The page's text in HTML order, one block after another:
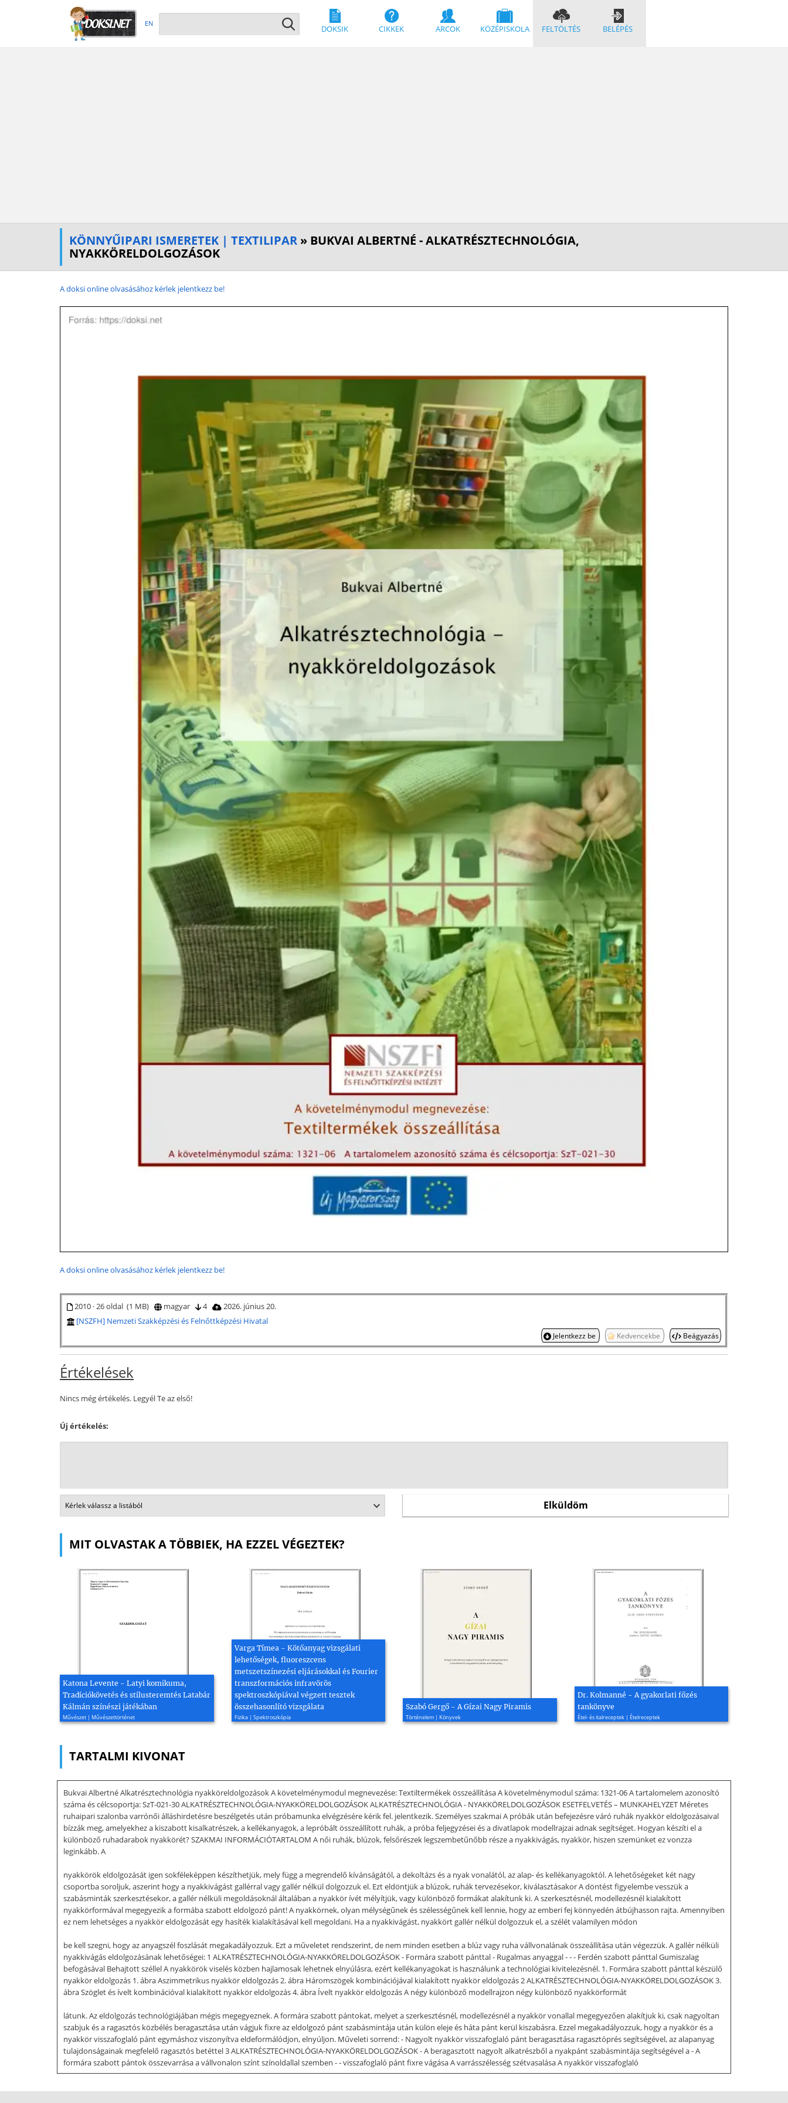
EN
DOKSIK CIKKEK ARCOK KÖZÉPISKOLA FELTÖLTÉS BELÉPÉS
KÖNNYŰIPARI ISMERETEK | TEXTILIPAR » BUKVAI ALBERTNÉ - ALKATRÉSZTECHNOLÓGIA,
NYAKKÖRELDOLGOZÁSOK
A doksi online olvasásához kérlek jelentkezz be!
A doksi online olvasásához kérlek jelentkezz be!
2010 · 26 oldal (1 MB) magyar 4
2026. június 20.
[NSZFH] Nemzeti Szakképzési és Felnőttképzési Hivatal
Jelentkezz be Kedvencekbe Beágyazás
Értékelések
Nincs még értékelés. Legyél Te az első!
Új értékelés:
MIT OLVASTAK A TÖBBIEK, HA EZZEL VÉGEZTEK?
Katona Levente - Latyi komikuma,
Tradíciókövetés és stílusteremtés Latabár
Kálmán színészi játékában
Művészet | Művészettörténet
Varga Tímea - Kötőanyag vizsgálati
lehetőségek, fluoreszcens
metszetszínezési eljárásokkal és Fourier
transzformációs infravörös
spektroszkópiával végzett tesztek
összehasonlító vizsgálata
Fizika | Spektroszkópia
Szabó Gergő - A Gízai Nagy Piramis
Történelem | Könyvek
Dr. Kolmanné - A gyakorlati főzés
tankönyve
Étel- és italreceptek | Ételreceptek
TARTALMI KIVONAT
Bukvai Albertné Alkatrésztechnológia nyakköreldolgozások A követelménymodul megnevezése: Textiltermékek összeállítása A követelménymodul száma: 1321-06 A tartalomelem azonosító
száma és célcsoportja: SzT-021-30 ALKATRÉSZTECHNOLÓGIA-NYAKKÖRELDOLGOZÁSOK ALKATRÉSZTECHNOLÓGIA - NYAKKÖRELDOLGOZÁSOK ESETFELVETÉS – MUNKAHELYZET Méretes
ruhaipari szalonba varrónői álláshirdetésre beszélgetés után próbamunka elvégzésére kérik fel. jelentkezik. Személyes szakmai A próbák után befejezésre váró ruhák nyakkör eldolgozásaival
bízzák meg, amelyekhez a kiszabott kisalkatrészek, a kellékanyagok, a lepróbált összeállított ruhák, a próba feljegyzései és a divatlapok modellrajzai adnak segítséget. Hogyan készíti el a
különböző ruhadarabok nyakkörét? SZAKMAI INFORMÁCIÓTARTALOM A női ruhák, blúzok, felsőrészek legszembetűnőbb része a nyakkivágás, nyakkör, hiszen szemünket ez vonzza
leginkább. A
nyakkörök eldolgozását igen sokféleképpen készíthetjük, mely függ a megrendelő kívánságától, a dekoltázs és a nyak vonalától, az alap- és kellékanyagoktól. A lehetőségeket két nagy
csoportba soroljuk, aszerint hogy a nyakkivágást gallérral vagy gallér nélkül dolgozzuk el. Ezt eldöntjük a blúzok, ruhák tervezésekor, kiválasztásakor A döntést figyelembe vesszük a
szabásminták szerkesztésekor, a gallér nélküli megoldásoknál általában a nyakkör ívét mélyítjük, vagy különböző formákat alakítunk ki. A szerkesztésnél, modellezésnél kialakított
nyakkörformával megegyezik a formába szabott eldolgozó pánt! A nyakkörnek, olyan mélységűnek és szélességűnek kell lennie, hogy az emberi fej könnyedén átbújhasson rajta. Amennyiben
ez nem lehetséges a nyakkör eldolgozását egy hasíték kialakításával kell megoldani. Ha a nyakkivágást, nyakkört gallér nélkül dolgozzuk el, a szélét valamilyen módon
be kell szegni, hogy az anyagszél foszlását megakadályozzuk. Ezt a műveletet rendszerint, de nem minden esetben a blúz vagy ruha vállvonalának összeállítása után végezzük. A gallér nélküli
nyakkivágás eldolgozásának lehetőségei: 1 ALKATRÉSZTECHNOLÓGIA-NYAKKÖRELDOLGOZÁSOK - Formára szabott pánttal - Rugalmas anyaggal - - - Ferdén szabott pánttal Gumiszalag
befogásával Behajtott széllel A nyakkörök viselés közben hajlamosak lehetnek elnyúlásra, ezért kellékanyagokat is használunk a technológiai kivitelezésnél. 1. Formára szabott pánttal készülő
nyakkör eldolgozás 1. ábra Aszimmetrikus nyakkör eldolgozás 2. ábra Háromszögek kombinációjával kialakított nyakkör eldolgozás 2 ALKATRÉSZTECHNOLÓGIA-NYAKKÖRELDOLGOZÁSOK 3.
ábra Szöglet és ívelt kombinációval kialakított nyakkör eldolgozás 4. ábra Ívelt nyakkör eldolgozás A négy különböző modellrajzon négy különböző nyakkörformát
látunk. Az eldolgozás technológiájában mégis megegyeznek. A formára szabott pántokat, melyet a szerkesztésnél, modellezésnél a nyakkör vonallal megegyezően alakítjuk ki, csak nagyoltan
szabjuk és a ragasztós közbélés beragasztása után vágjuk fixre az eldolgozó pánt szabásmintája után külön eleje és háta pánt kerül kiszabásra. Ezzel megakadályozzuk, hogy a nyakkör és a
nyakkör visszafoglaló pánt egymáshoz viszonyítva eldeformálódjon, elnyúljon. Műveleti sorrend: - Nagyolt nyakkör visszafoglaló pánt beragasztása ragasztóprés segítségével, az alapanyag
tulajdonságainak megfelelő ragasztós betéttel 3 ALKATRÉSZTECHNOLÓGIA-NYAKKÖRELDOLGOZÁSOK - A beragasztott nagyolt alkatrészből a nyakpánt szabásmintája segítségével a - A
formára szabott pántok összevarrása a vállvonalon színt színoldallal szemben - - visszafoglaló pánt fixre vágása A varrásszélesség szétvasalása A nyakkör visszafoglaló